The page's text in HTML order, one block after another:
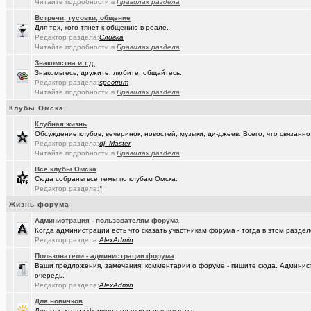
Девственная чистота ума(Sati)
Читайте подробности в Правилах раздела
Встречи, тусовки, общение
Для тех, кого тянет к общению в реале.
Редактор раздела:Сливка
Читайте подробности в Правилах раздела
Знакомства и т.д.
Знакомьтесь, дружите, любите, общайтесь.
Редактор раздела:spectrum
Читайте подробности в Правилах раздела
Клубы Омска
Клубная жизнь
Обсуждение клубов, вечеринок, новостей, музыки, ди-джеев. Всего, что
Редактор раздела:dj_Master
Читайте подробности в Правилах раздела
Все клубы Омска
Сюда собраны все темы по клубам Омска.
Редактор раздела:°
Жизнь форума
Администрация - пользователям форума
Когда администрации есть что сказать участникам форума - тогда в этом
Редактор раздела:AlexAdmin
Пользователи - администрации форума
Ваши предложения, замечания, комментарии о форуме - пишите сюда.
очередь.
Редактор раздела:AlexAdmin
Для новичков